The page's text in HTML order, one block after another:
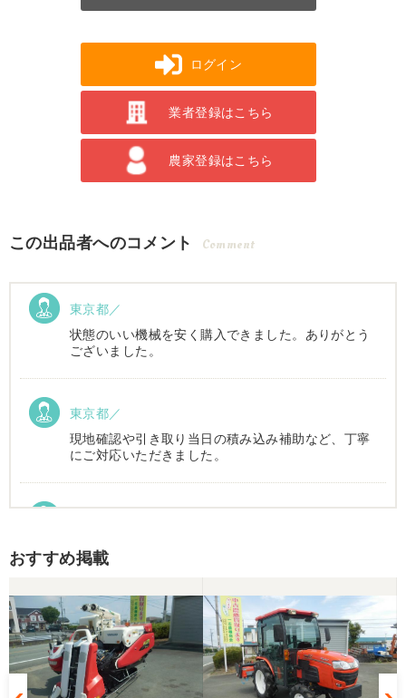
ログイン
業者登録はこちら
農家登録はこちら
この出品者へのコメント Comment
東京都／
状態のいい機械を安く購入できました。ありがとう
ございました。
東京都／
現地確認や引き取り当日の積み込み補助など、丁寧
にご対応いただきました。
物は2台出ていて、当初安い方を購入予定でした。
しかしそちらは売れてしまったとの事でしたので、5
万円ほど高い方を購入させて頂きました。 引き取り
に伺い持ち帰りましたが、出品画像と違い確認した
所、安い方を渡されました。 出品者に問い合わせま
したが、高い方は「先に購入した者が引き取り済み
で安い方でお願いしたい」との事。 では先の安い方
との差額分を返金と交渉しましたが、「難しい」と
の事。カバーが脱落していて、使用に難が有る事を
おすすめ掲載